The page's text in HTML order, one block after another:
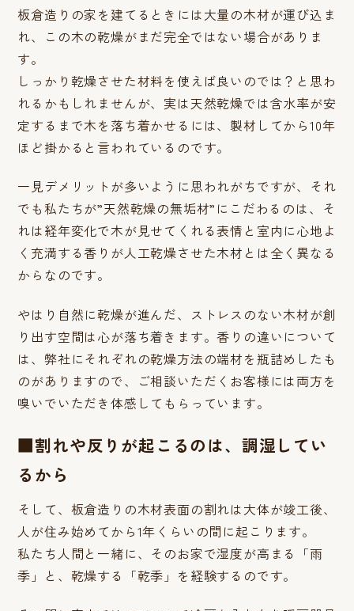
板倉造りの家を建てるときには大量の木材が運び込ま
れ、この木の乾燥がまだ完全ではない場合がありま
す。
しっかり乾燥させた材料を使えば良いのでは？と思わ
れるかもしれませんが、実は天然乾燥では含水率が安
定するまで木を落ち着かせるには、製材してから10年
ほど掛かると言われているのです。
一見デメリットが多いように思われがちですが、それ
でも私たちが”天然乾燥の無垢材”にこだわるのは、そ
れは経年変化で木が見せてくれる表情と室内に心地よ
く充満する香りが人工乾燥させた木材とは全く異なる
からなのです。
やはり自然に乾燥が進んだ、ストレスのない木材が創
り出す空間は心が落ち着きます。香りの違いについて
は、弊社にそれぞれの乾燥方法の端材を瓶詰めしたも
のがありますので、ご相談いただくお客様には両方を
嗅いでいただき体感してもらっています。
■割れや反りが起こるのは、調湿してい
るから
そして、板倉造りの木材表面の割れは大体が竣工後、
人が住み始めてから1年くらいの間に起こります。
私たち人間と一緒に、そのお家で湿度が高まる「雨
季」と、乾燥する「乾季」を経験するのです。